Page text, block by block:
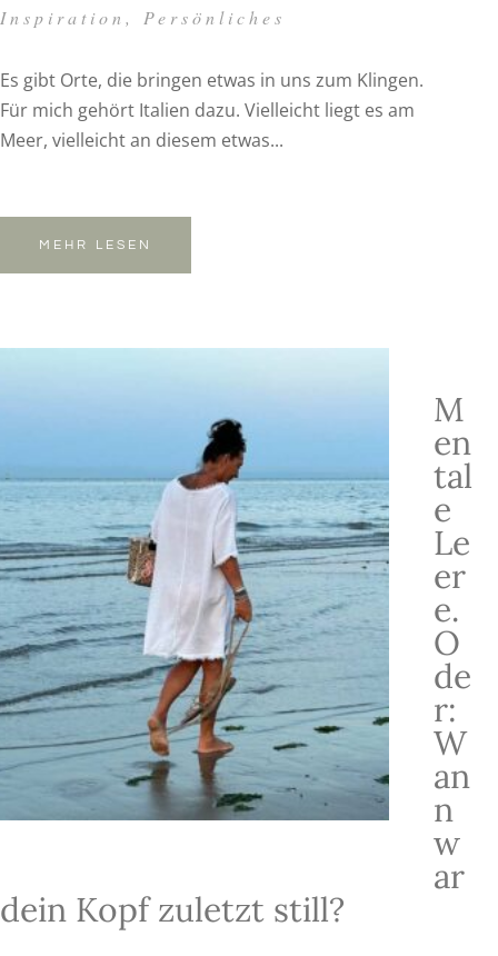
Inspiration , Persönliches
Es gibt Orte, die bringen etwas in uns zum Klingen.
Für mich gehört Italien dazu. Vielleicht liegt es am
Meer, vielleicht an diesem etwas...
MEHR LESEN
M
en
tal
e
Le
er
e.
O
de
r:
W
an
n
w
ar
dein Kopf zuletzt still?